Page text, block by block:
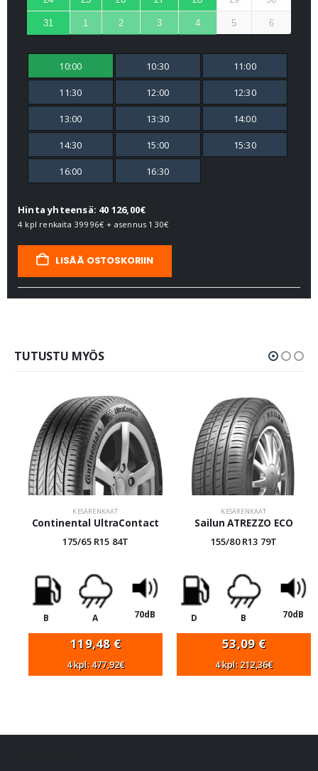
31 1 2 3 4 5 6
10:00 10:30 11:00
11:30 12:00 12:30
13:00 13:30 14:00
14:30 15:00 15:30
16:00 16:30
Hinta yhteensä: 40 126,00€
4 kpl renkaita 39996€ + asennus 130€
LISÄÄ OSTOSKORIIN
TUTUSTU MYÖS
KESÄRENKAAT
Continental UltraContact
175/65 R15 84T
B A 70dB
119,48 €
4 kpl: 477,92€
KESÄRENKAAT
Sailun ATREZZO ECO
155/80 R13 79T
D B 70dB
53,09 €
4 kpl: 212,36€